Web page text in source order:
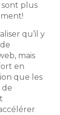
sont plus
qu’il y
mais
en
que les
de